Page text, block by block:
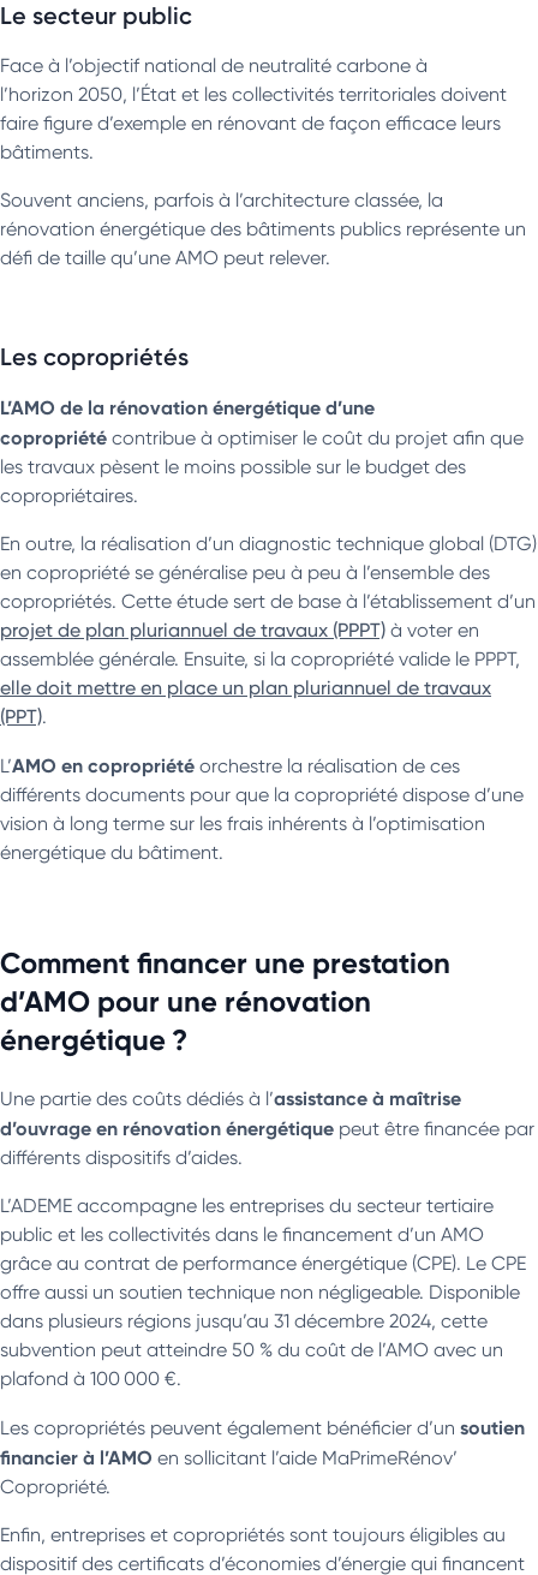
Le secteur public
Face à l’objectif national de neutralité carbone à
l’horizon 2050, l’État et les collectivités territoriales doivent
faire figure d’exemple en rénovant de façon efficace leurs
bâtiments.
Souvent anciens, parfois à l’architecture classée, la
rénovation énergétique des bâtiments publics représente un
défi de taille qu’une AMO peut relever.
Les copropriétés
L’AMO de la rénovation énergétique d’une
copropriété contribue à optimiser le coût du projet afin que
les travaux pèsent le moins possible sur le budget des
copropriétaires.
En outre, la réalisation d’un diagnostic technique global (DTG)
en copropriété se généralise peu à peu à l’ensemble des
copropriétés. Cette étude sert de base à l’établissement d’un
projet de plan pluriannuel de travaux (PPPT) à voter en
assemblée générale. Ensuite, si la copropriété valide le PPPT,
elle doit mettre en place un plan pluriannuel de travaux
(PPT).
L’AMO en copropriété orchestre la réalisation de ces
différents documents pour que la copropriété dispose d’une
vision à long terme sur les frais inhérents à l’optimisation
énergétique du bâtiment.
Comment financer une prestation
d’AMO pour une rénovation
énergétique ?
Une partie des coûts dédiés à l’assistance à maîtrise
d’ouvrage en rénovation énergétique peut être financée par
différents dispositifs d’aides.
L’ADEME accompagne les entreprises du secteur tertiaire
public et les collectivités dans le financement d’un AMO
grâce au contrat de performance énergétique (CPE). Le CPE
offre aussi un soutien technique non négligeable. Disponible
dans plusieurs régions jusqu’au 31 décembre 2024, cette
subvention peut atteindre 50 % du coût de l’AMO avec un
plafond à 100 000 €.
Les copropriétés peuvent également bénéficier d’un soutien
financier à l’AMO en sollicitant l’aide MaPrimeRénov’
Copropriété.
Enfin, entreprises et copropriétés sont toujours éligibles au
dispositif des certificats d’économies d’énergie qui financent